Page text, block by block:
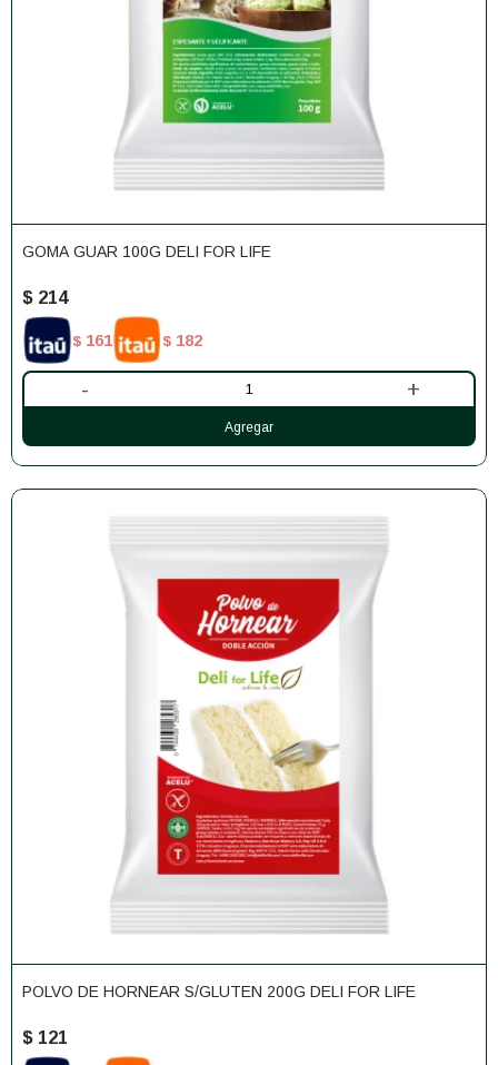
GOMA GUAR 100G DELI FOR LIFE
$ 214
$ 161 $ 182
- +
POLVO DE HORNEAR S/GLUTEN 200G DELI FOR LIFE
$ 121